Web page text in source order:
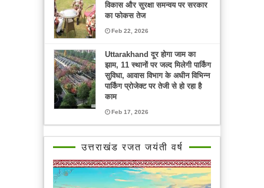
विकास और सुरक्षा समन्वय पर सरकार
का फोकस तेज
Feb 22, 2026
Uttarakhand दूर होगा जाम का
झाम, 11 स्थानों पर जल्द मिलेगी पार्किंग
सुविधा, आवास विभाग के अधीन विभिन्न
पार्किंग प्रोजेक्ट पर तेजी से हो रहा है
काम
Feb 17, 2026
उत्तराखंड रजत जयंती वर्ष